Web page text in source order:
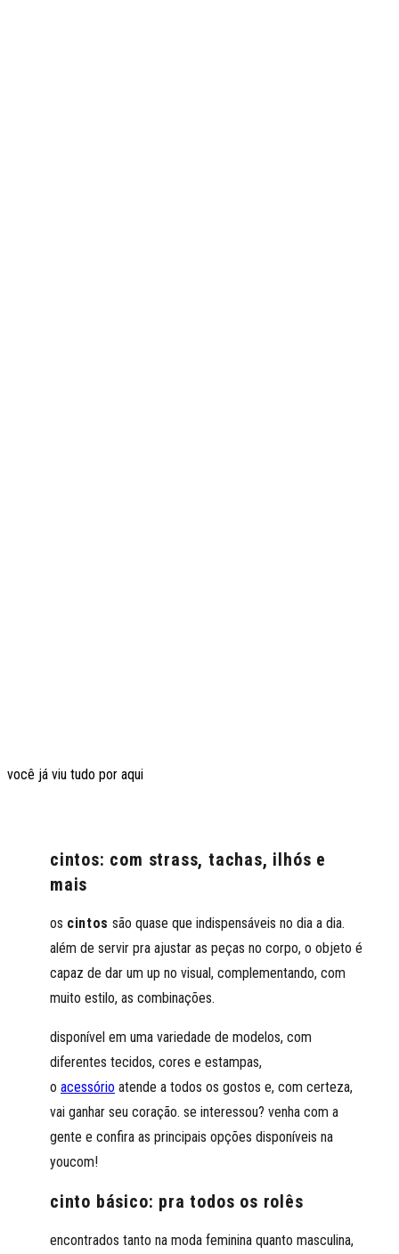
você já viu tudo por aqui
cintos: com strass, tachas, ilhós e
mais
os cintos são quase que indispensáveis no dia a dia.
além de servir pra ajustar as peças no corpo, o objeto é
capaz de dar um up no visual, complementando, com
muito estilo, as combinações.
disponível em uma variedade de modelos, com
diferentes tecidos, cores e estampas,
o acessório atende a todos os gostos e, com certeza,
vai ganhar seu coração. se interessou? venha com a
gente e confira as principais opções disponíveis na
youcom!
cinto básico: pra todos os rolês
encontrados tanto na moda feminina quanto masculina,